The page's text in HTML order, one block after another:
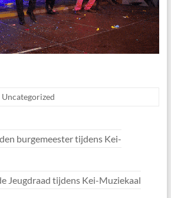
Uncategorized
burgemeester tijdens Kei-
Jeugdraad tijdens Kei-Muziekaal